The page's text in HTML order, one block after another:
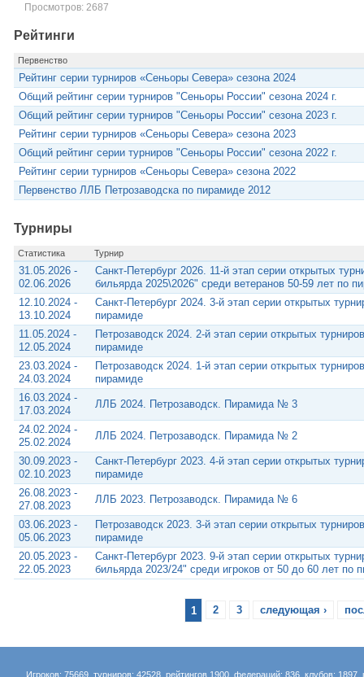
Просмотров: 2687
Рейтинги
Первенство
Рейтинг серии турниров «Сеньоры Севера» сезона 2024
Общий рейтинг серии турниров "Сеньоры России" сезона 2024 г.
Общий рейтинг серии турниров "Сеньоры России" сезона 2023 г.
Рейтинг серии турниров «Сеньоры Севера» сезона 2023
Общий рейтинг серии турниров "Сеньоры России" сезона 2022 г.
Рейтинг серии турниров «Сеньоры Севера» сезона 2022
Первенство ЛЛБ Петрозаводска по пирамиде 2012
Турниры
Статистика Турнир
31.05.2026 -
02.06.2026
Санкт-Петербург 2026. 11-й этап серии открытых
бильярда 2025\2026" среди ветеранов 50-59 лет по
12.10.2024 -
13.10.2024
Санкт-Петербург 2024. 3-й этап серии открытых
пирамиде
11.05.2024 -
12.05.2024
Петрозаводск 2024. 2-й этап серии открытых
пирамиде
23.03.2024 -
24.03.2024
Петрозаводск 2024. 1-й этап серии открытых
пирамиде
16.03.2024 -
17.03.2024
ЛЛБ 2024. Петрозаводск. Пирамида № 3
24.02.2024 -
25.02.2024
ЛЛБ 2024. Петрозаводск. Пирамида № 2
30.09.2023 -
02.10.2023
Санкт-Петербург 2023. 4-й этап серии открытых
пирамиде
26.08.2023 -
27.08.2023
ЛЛБ 2023. Петрозаводск. Пирамида № 6
03.06.2023 -
05.06.2023
Петрозаводск 2023. 3-й этап серии открытых
пирамиде
20.05.2023 -
22.05.2023
Санкт-Петербург 2023. 9-й этап серии открытых
бильярда 2023/24" среди игроков от 50 до 60 лет по
1 2 3 следующая ›
Игроков: 75669, турниров: 42528, рейтингов 1900, федераций: 836, клубов: